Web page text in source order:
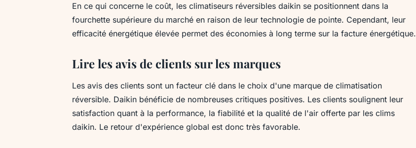
En ce qui concerne le coût, les climatiseurs réversibles daikin se positionnent dans la
fourchette supérieure du marché en raison de leur technologie de pointe. Cependant, leur
efficacité énergétique élevée permet des économies à long terme sur la facture énergétique.
Lire les avis de clients sur les marques
Les avis des clients sont un facteur clé dans le choix d'une marque de climatisation
réversible. Daikin bénéficie de nombreuses critiques positives. Les clients soulignent leur
satisfaction quant à la performance, la fiabilité et la qualité de l'air offerte par les clims
daikin. Le retour d'expérience global est donc très favorable.